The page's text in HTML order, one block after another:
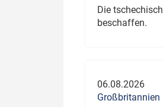
Die
beschaffen.
06.08.2026
Großbritannien